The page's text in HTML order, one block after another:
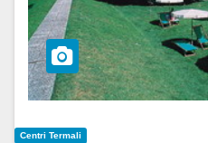
Centri Termali